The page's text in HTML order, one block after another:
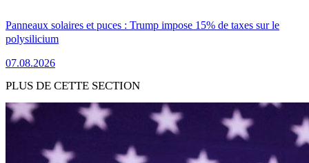
Panneaux solaires et puces : Trump impose 15% de taxes sur le
polysilicium
07.08.2026
PLUS DE CETTE SECTION